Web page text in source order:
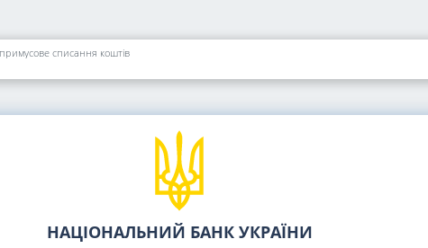
списання коштів
НАЦІОНАЛЬНИЙ БАНК УКРАЇНИ